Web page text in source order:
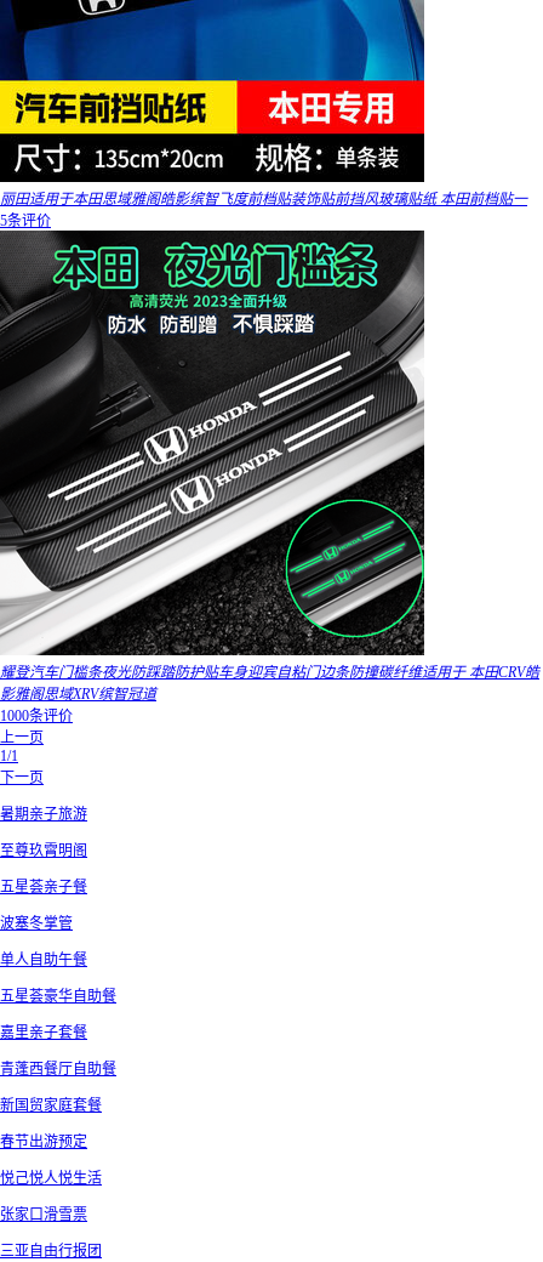
丽田适用于本田思域雅阁皓影缤智飞度前档贴装饰贴前挡风玻璃贴纸 本田前档贴一
5条评价
耀登汽车门槛条夜光防踩踏防护贴车身迎宾自粘门边条防撞碳纤维适用于 本田CRV皓
影雅阁思域XRV缤智冠道
1000条评价
上一页
1/1
下一页
暑期亲子旅游
至尊玖霄明阁
五星荟亲子餐
波塞冬掌管
单人自助午餐
五星荟豪华自助餐
嘉里亲子套餐
青蓬西餐厅自助餐
新国贸家庭套餐
春节出游预定
悦己悦人悦生活
张家口滑雪票
三亚自由行报团